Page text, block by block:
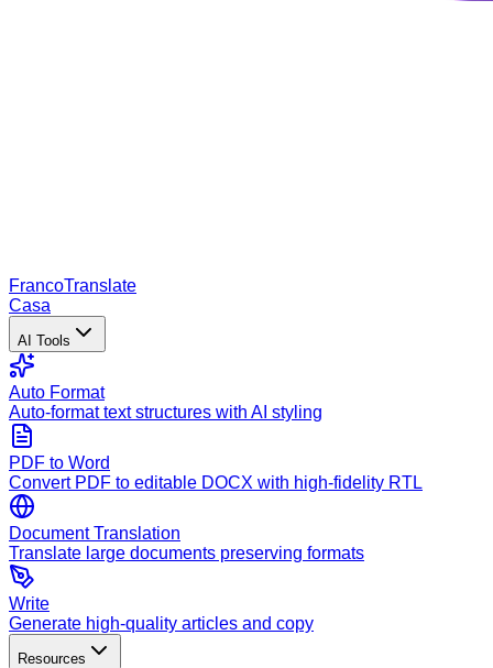
FrancoTranslate
Casa
AI Tools
Auto Format
Auto-format text structures with AI styling
PDF to Word
Convert PDF to editable DOCX with high-fidelity RTL
Document Translation
Translate large documents preserving formats
Write
Generate high-quality articles and copy
Resources